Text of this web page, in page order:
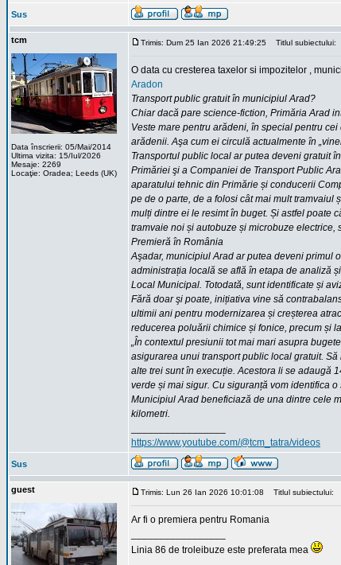
Sus
tcm
Data înscrierii: 05/Mai/2014
Ultima vizita: 15/Iul/2026
Mesaje: 2269
Locaţie: Oradea; Leeds (UK)
Trimis: Dum 25 Ian 2026 21:49:25 Titlul subiectului:
O data cu cresterea taxelor si impozitelor ,
Aradon
Transport public gratuit în municipiul Arad?
Chiar dacă pare science-fiction, Primăria Arad
Veste mare pentru arădeni, în special pentru
arădenii. Aşa cum ei circulă actualmente în
Transportul public local ar putea deveni gratuit
Primăriei şi a Companiei de Transport Public
aparatului tehnic din Primărie și conducerii
pe de o parte, de a folosi cât mai mult
mulți dintre ei le resimt în buget. Și astfel poate
tramvaie noi și autobuze și microbuze electrice,
Premieră în România
Aşadar, municipiul Arad ar putea deveni primul
administrația locală se află în etapa de analiză
Local Municipal. Totodată, sunt identificate și
Fără doar şi poate, inițiativa vine să
ultimii ani pentru modernizarea și creșterea
reducerea poluării chimice și fonice, precum și
„În contextul presiunii tot mai mari asupra
asigurarea unui transport public local gratuit.
alte trei sunt în execuție. Acestora li se adaugă
verde și mai sigur. Cu siguranță vom identifica
Municipiul Arad beneficiază de una dintre cele
kilometri.
https://www.youtube.com/@tcm_tatra/videos
Sus
guest Trimis: Lun 26 Ian 2026 10:01:08 Titlul subiectului:
Ar fi o premiera pentru Romania
Linia 86 de troleibuze este preferata mea